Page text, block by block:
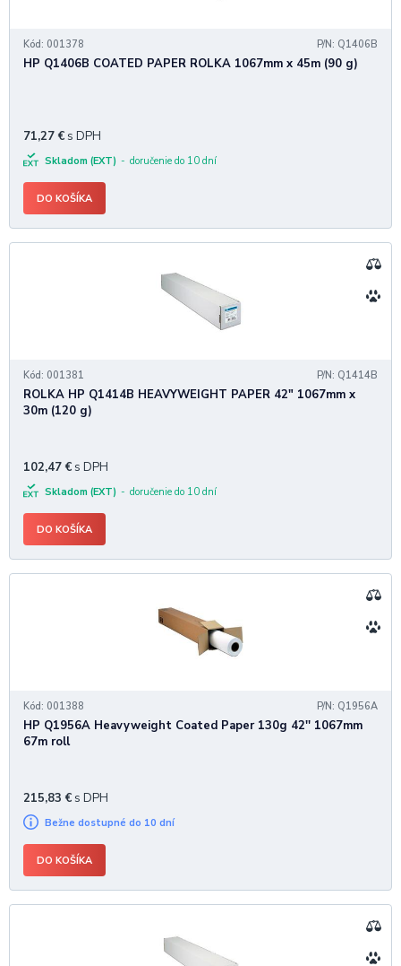
Kód: 001378 P/N: Q1406B
HP Q1406B COATED PAPER ROLKA 1067mm x 45m (90 g)
71,27 € s DPH
Skladom (EXT) doručenie do 10 dní
DO KOŠÍKA
Kód: 001381 P/N: Q1414B
ROLKA HP Q1414B HEAVYWEIGHT PAPER 42" 1067mm x
30m (120 g)
102,47 € s DPH
Skladom (EXT) doručenie do 10 dní
DO KOŠÍKA
Kód: 001388 P/N: Q1956A
HP Q1956A Heavyweight Coated Paper 130g 42'' 1067mm
67m roll
215,83 € s DPH
Bežne dostupné do 10 dní
DO KOŠÍKA